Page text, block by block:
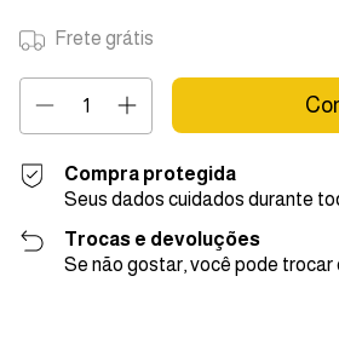
Frete grátis
Compra protegida
Seus dados cuidados durante
Trocas e devoluções
Se não gostar, você pode trocar